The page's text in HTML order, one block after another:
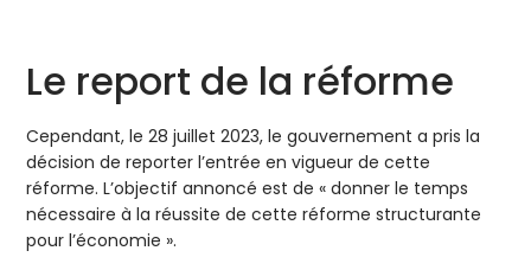
Le report de la réforme
Cependant, le 28 juillet 2023, le gouvernement a pris la
décision de reporter l’entrée en vigueur de cette
réforme. L’objectif annoncé est de « donner le temps
nécessaire à la réussite de cette réforme structurante
pour l’économie ».